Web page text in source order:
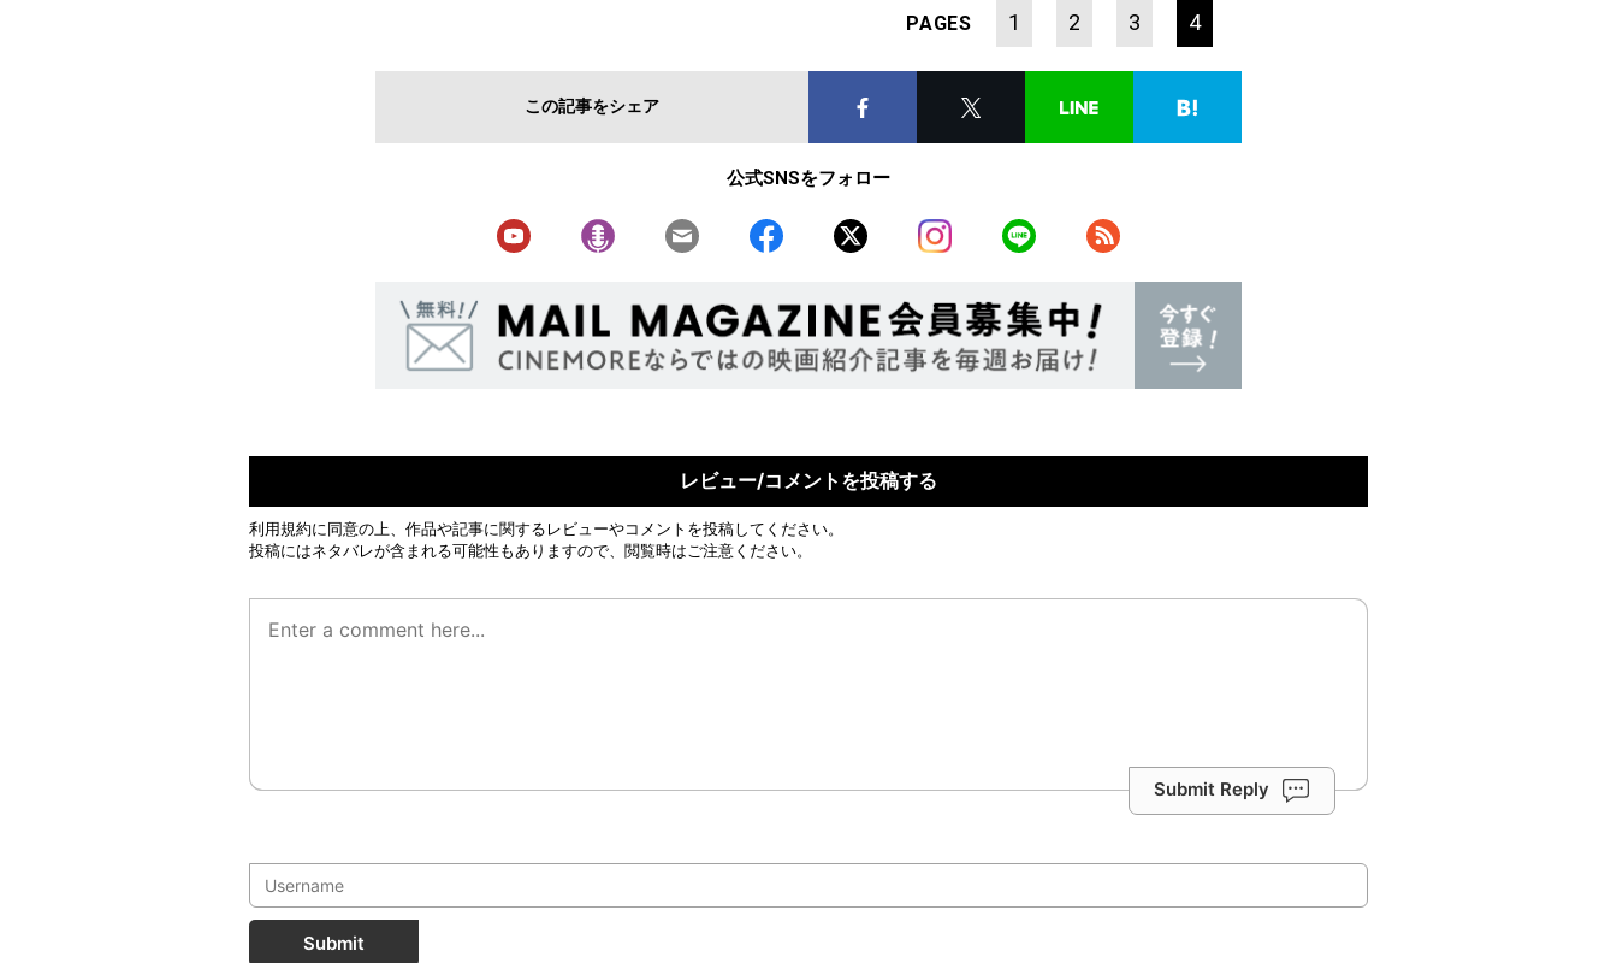
PAGES 1 2 3 4
この記事をシェア
公式SNSをフォロー
レビュー/コメントを投稿する
利用規約に同意の上、作品や記事に関するレビューやコメントを投稿してください。
投稿にはネタバレが含まれる可能性もありますので、閲覧時はご注意ください。
Submit Reply
Submit